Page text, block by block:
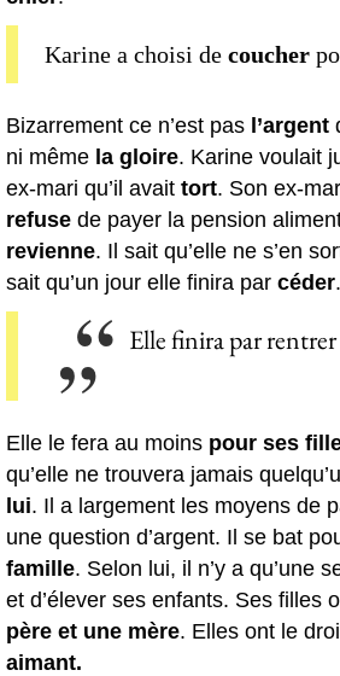
Karine a choisi de coucher
Bizarrement ce n’est pas l’argent
ni même la gloire. Karine voulait
ex-mari qu’il avait tort. Son ex-
refuse de payer la pension
revienne. Il sait qu’elle ne s’en
sait qu’un jour elle finira par céder.
Elle finira par
Elle le fera au moins pour ses
qu’elle ne trouvera jamais
lui. Il a largement les moyens de
une question d’argent. Il se bat
famille. Selon lui, il n’y a qu’une
et d’élever ses enfants. Ses filles
père et une mère. Elles ont le
aimant.